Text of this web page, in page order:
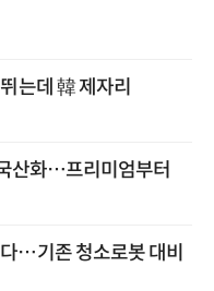
는데 韓 제자리
산화…프리미엄부터
…기존 청소로봇 대비